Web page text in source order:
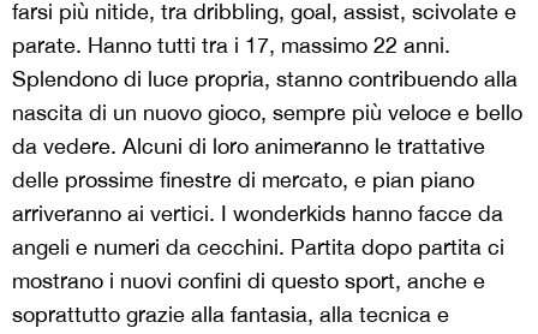
farsi più nitide, tra dribbling, goal, assist, scivolate e
parate. Hanno tutti tra i 17, massimo 22 anni.
Splendono di luce propria, stanno contribuendo alla
nascita di un nuovo gioco, sempre più veloce e bello
da vedere. Alcuni di loro animeranno le trattative
delle prossime finestre di mercato, e pian piano
arriveranno ai vertici. I wonderkids hanno facce da
angeli e numeri da cecchini. Partita dopo partita ci
mostrano i nuovi confini di questo sport, anche e
soprattutto grazie alla fantasia, alla tecnica e